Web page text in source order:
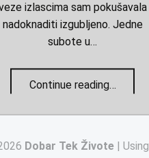
izlascima sam pokušavala
nadoknaditi izgubljeno. Jedne
subote u…
Continue reading…
Dobar Tek Živote | Using